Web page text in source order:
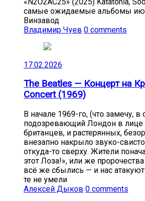
самые ожидаемые альбомы
Винзавод
Владимир Чуев 0 comments
17.02.2026
The Beatles — Концерт на
Concert (1969)
В начале 1969-го, (что замечу, в
подозревающий Лондон в лице
британцев, и растерянных,
внезапно накрыло звуко-
откуда-то сверху. Жители
этот Лоза!», или же
всё же сбылись — и нас
те не умели
Алексей Дыков 0 comments